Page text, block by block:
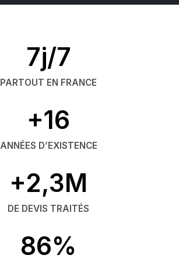
7j/7
PARTOUT EN FRANCE
+16
ANNÉES D’EXISTENCE
+2,3M
DE DEVIS TRAITÉS
86%